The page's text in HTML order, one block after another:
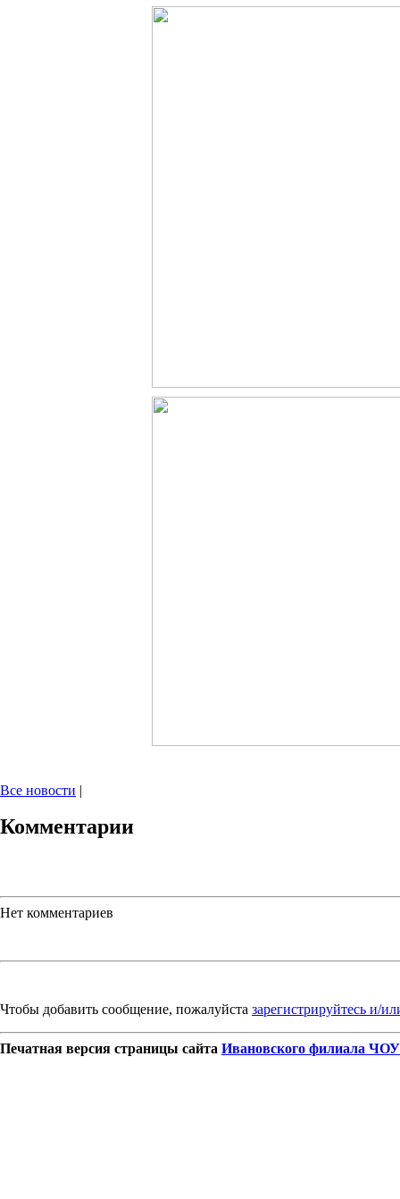
Все новости |
Комментарии
Нет комментариев
Чтобы добавить сообщение, пожалуйста зарегистрируйтесь и/
Печатная версия страницы сайта Ивановского филиала